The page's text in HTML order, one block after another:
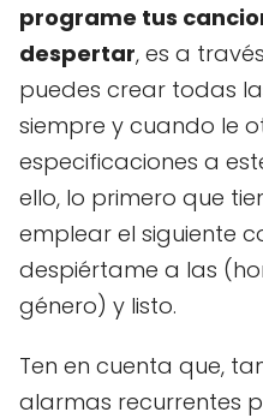
programe tus
despertar, es a
puedes crear todas
siempre y cuando le
especificaciones a
ello, lo primero que
emplear el siguiente
despiértame a las
género) y listo.
Ten en cuenta que,
alarmas recurrentes